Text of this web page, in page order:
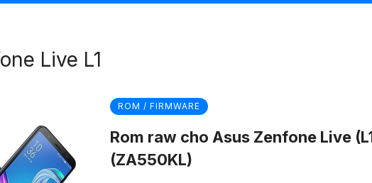
Live L1
ROM / FIRMWARE
Rom raw cho Asus Zenfone Live
(ZA550KL)